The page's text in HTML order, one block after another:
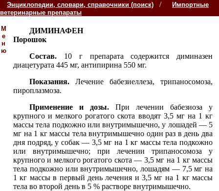
Энциклопедии, словари, справочники (поиск) /
Импортные
ветеринарные препараты
М
е
н
ю
ДИМИНАФЕН
Порошок
Состав. 10 г препарата содержится диминазен
диацетурата 445 мг, антипирина 550 мг.
Показания.Лечение бабезиеллеза, трипаносомоза,
пироплазмоза.
Применение и дозы.При лечении бабезиоза у
крупного и мелкого рогатого скота вводят 3,5 мг на 1 кг
массы тела подкожно или внутримышечно, у лошадей — 5
мг на 1 кг массы тела внутримышечно один раз в день два
дня подряд, у собак — 3,5 мг на 1 кг массы тела подкожно
или внутримышечно; при лечении трипаносомоза у
крупного и мелкого рогатого скота — 3,5 мг на 1 кг массы
тела подкожно или внутримышечно, лошадям — 7,5 мг на
1 кг массы в первый день лечения и 3,5 мг на 1 кг массы
тела во второй день в 5 % растворе внутримышечно.